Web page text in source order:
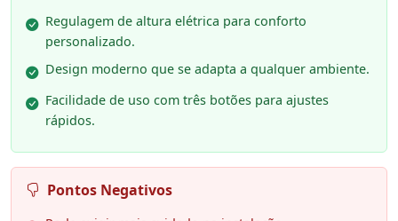
Regulagem de altura elétrica para conforto
personalizado.
Design moderno que se adapta a qualquer ambiente.
Facilidade de uso com três botões para ajustes
rápidos.
Pontos Negativos